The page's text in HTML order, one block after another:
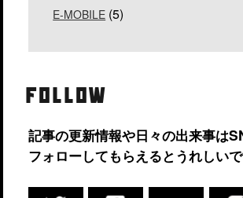
E-MOBILE (5)
FOLLOW
記事の更新情報や日々の出来事は
フォローしてもらえるとうれしいで